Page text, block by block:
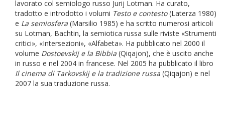
lavorato col semiologo russo Jurij Lotman. Ha curato,
tradotto e introdotto i volumi Testo e contesto(Laterza 1980)
e La semiosfera (Marsilio 1985) e ha scritto numerosi articoli
su Lotman, Bachtin, la semiotica russa sulle riviste «Strumenti
critici», «Intersezioni», «Alfabeta». Ha pubblicato nel 2000 il
volume Dostoevskij e la Bibbia (Qiqajon), che è uscito anche
in russo e nel 2004 in francese. Nel 2005 ha pubblicato il libro
Il cinema di Tarkovskij e la tradizione russa (Qiqajon) e nel
2007 la sua traduzione russa.